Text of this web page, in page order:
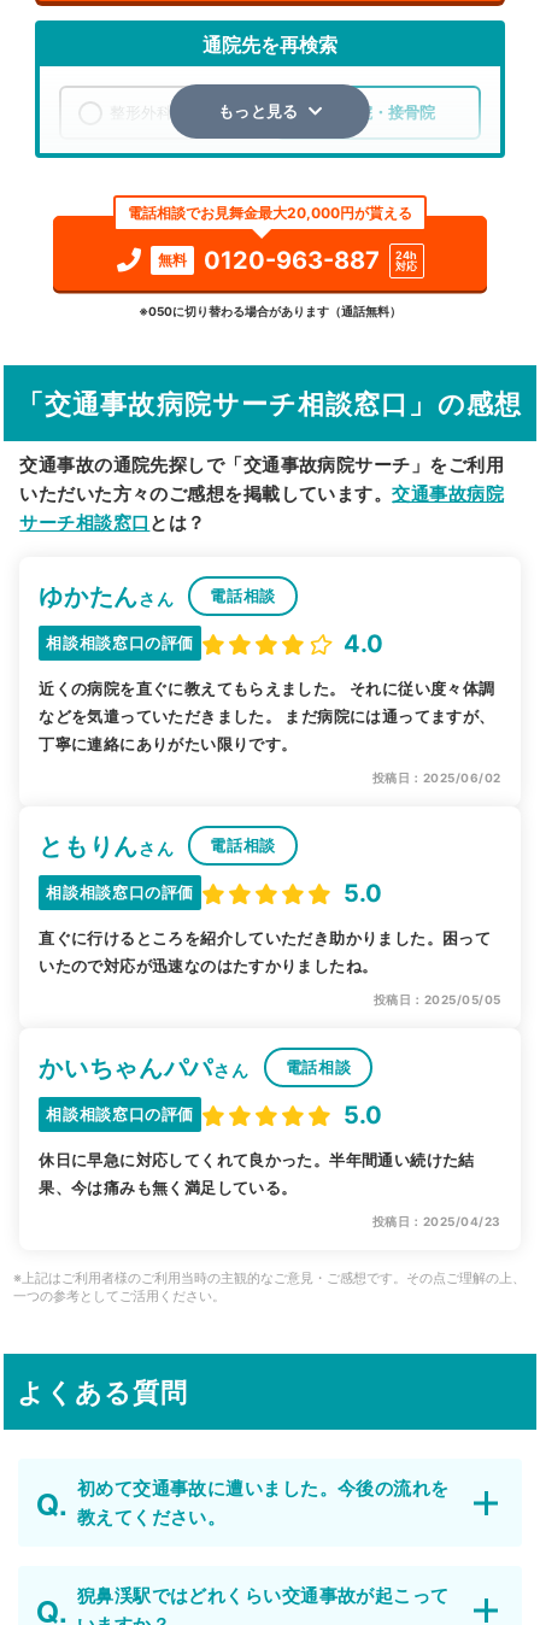
通院先を再検索
整形外科 整骨院・接骨院
検索する
詳細条件で絞り込む
駅から探す 院名から探す
もっと見る
電話相談でお見舞金最大20,000円が貰える
無料 0120-963-887
24h
対応
※050に切り替わる場合があります（通話無料）
「交通事故病院サーチ相談窓口」の感想
交通事故の通院先探しで「交通事故病院サーチ」をご利用
いただいた方々のご感想を掲載しています。交通事故病院
サーチ相談窓口 とは？
ゆかたんさん 電話相談
相談相談窓口の評価 4.0
近くの病院を直ぐに教えてもらえました。 それに従い度々体調
などを気遣っていただきました。 まだ病院には通ってますが、
丁寧に連絡にありがたい限りです。
投稿日：2025/06/02
ともりんさん 電話相談
相談相談窓口の評価 5.0
直ぐに行けるところを紹介していただき助かりました。困って
いたので対応が迅速なのはたすかりましたね。
投稿日：2025/05/05
かいちゃんパパさん 電話相談
相談相談窓口の評価 5.0
休日に早急に対応してくれて良かった。半年間通い続けた結
果、今は痛みも無く満足している。
投稿日：2025/04/23
※上記はご利用者様のご利用当時の主観的なご意見・ご感想です。その点ご理解の上、
一つの参考としてご活用ください。
よくある質問
初めて交通事故に遭いました。今後の流れを
教えてください。
猊鼻渓駅ではどれくらい交通事故が起こって